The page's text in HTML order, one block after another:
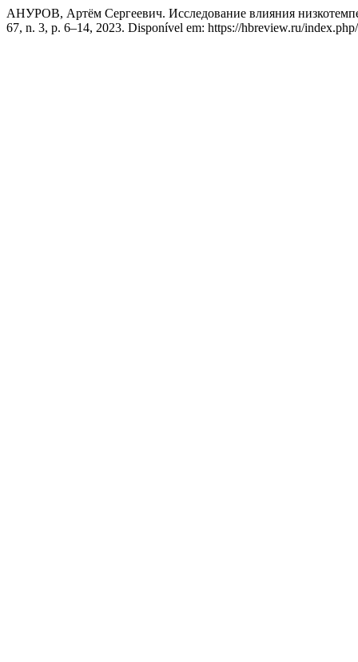
АНУРОВ, Артём Сергеевич. Исследование влияния
67, n. 3, p. 6–14, 2023. Disponível em: https://hbreview.ru/